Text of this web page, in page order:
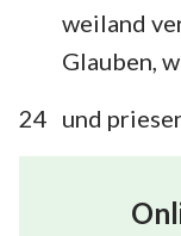
weiland
Glauben,
24 und